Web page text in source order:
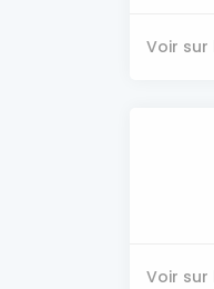
Voir
Voir